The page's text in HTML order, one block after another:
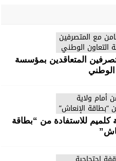
المتعاقدين بمؤسسة
الوطني
للاستفادة من “بطاقة